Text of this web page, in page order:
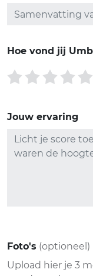
Hoe vond jij
Jouw ervaring
Foto's (optioneel)
Upload hier je 3